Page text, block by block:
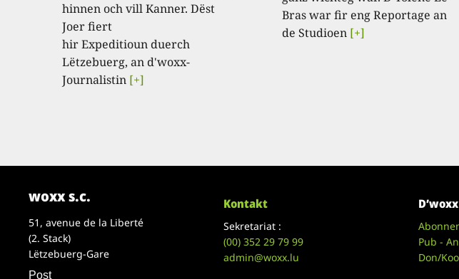
hinnen och vill Kanner. Dëst
Joer fiert
hir Expeditioun duerch
Lëtzebuerg, an d'woxx-
Journalistin [+]
Bras war fir eng Reportage an
de Studioen [+]
woxx s.c.
51, avenue de la Liberté
(2. Stack)
Lëtzebuerg-Gare
Post
Kontakt
Sekretariat :
(00)352 29 79 99
admin@woxx.lu
Pub -
Don/